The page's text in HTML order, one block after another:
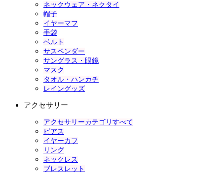
ネックウェア・ネクタイ
帽子
イヤーマフ
手袋
ベルト
サスペンダー
サングラス・眼鏡
マスク
タオル・ハンカチ
レイングッズ
アクセサリー
アクセサリーカテゴリすべて
ピアス
イヤーカフ
リング
ネックレス
ブレスレット